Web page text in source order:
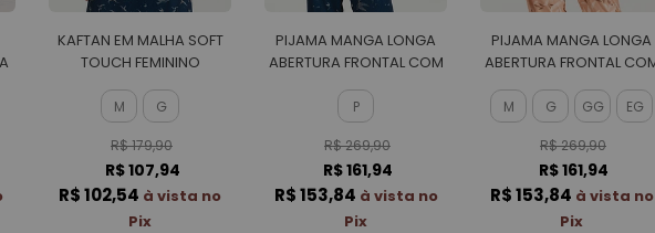
KAFTAN EM MALHA SOFT
TOUCH FEMININO
M G
R$ 179,90
R$ 107,94
R$ 102,54 à vista no
Pix
PIJAMA MANGA LONGA
ABERTURA FRONTAL COM
TOUCH FEMININO
P
R$ 269,90
R$ 161,94
R$ 153,84 à vista no
Pix
PIJAMA MANGA LONGA
ABERTURA FRONTAL
TOUCH FEMININO
M G GG EG
R$ 269,90
R$ 161,94
R$ 153,84 à vista no
Pix